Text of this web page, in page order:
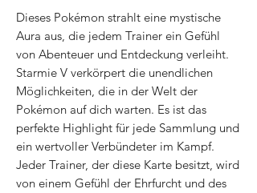
Dieses Pokémon strahlt eine mystische
Aura aus, die jedem Trainer ein Gefühl
von Abenteuer und Entdeckung verleiht.
Starmie V verkörpert die unendlichen
Möglichkeiten, die in der Welt der
Pokémon auf dich warten. Es ist das
perfekte Highlight für jede Sammlung und
ein wertvoller Verbündeter im Kampf.
Jeder Trainer, der diese Karte besitzt, wird
von einem Gefühl der Ehrfurcht und des